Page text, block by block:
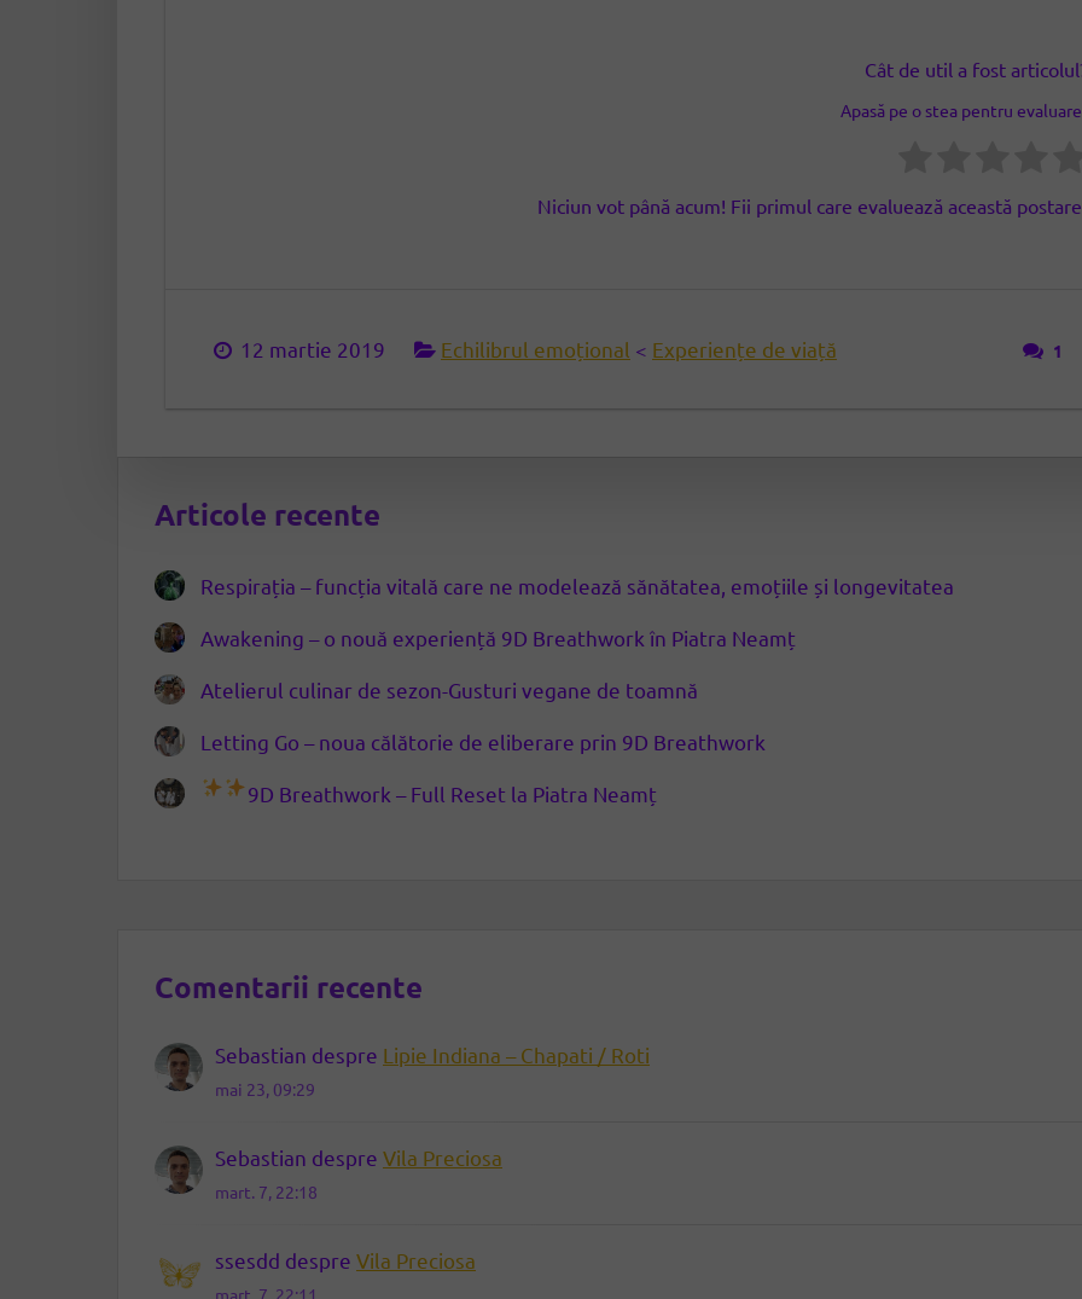
Cât de util a fost
Apasă pe o stea pentru
Niciun vot până acum! Fii primul care evaluează această
12 martie 2019 Echilibrul emoțional < Experiențe de viață 1
Articole recente
Respirația – funcția vitală care ne modelează sănătatea, emoțiile și longevitatea
Awakening – o nouă experiență 9D Breathwork în Piatra Neamț
Atelierul culinar de sezon-Gusturi vegane de toamnă
Letting Go – noua călătorie de eliberare prin 9D Breathwork
9D Breathwork – Full Reset la Piatra Neamț
Comentarii recente
Sebastian despre Lipie Indiana – Chapati / Roti
mai 23, 09:29
Sebastian despre Vila Preciosa
mart. 7, 22:18
ssesdd despre Vila Preciosa
mart. 7, 22:11